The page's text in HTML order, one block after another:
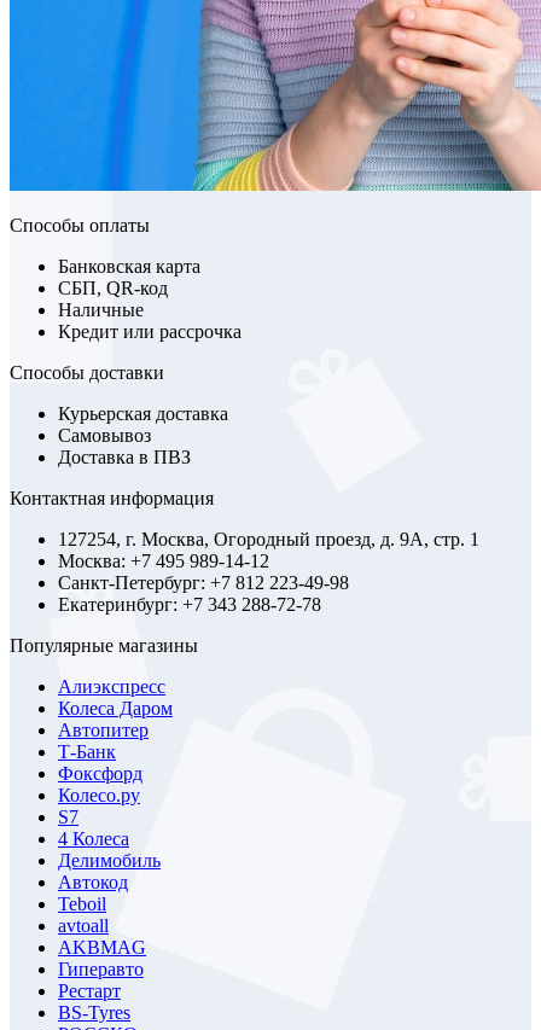
Способы оплаты
Банковская карта
СБП, QR-код
Наличные
Кредит или рассрочка
Способы доставки
Курьерская доставка
Самовывоз
Доставка в ПВЗ
Контактная информация
127254, г. Москва, Огородный проезд, д. 9А, стр. 1
Москва: +7 495 989-14-12
Санкт-Петербург: +7 812 223-49-98
Екатеринбург: +7 343 288-72-78
Популярные магазины
Алиэкспресс
Колеса Даром
Автопитер
Т-Банк
Фоксфорд
Колесо.ру
S7
4 Колеса
Делимобиль
Автокод
Teboil
avtoall
AKBMAG
Гиперавто
Рестарт
BS-Tyres